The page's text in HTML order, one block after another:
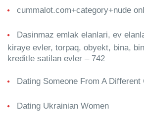
cummalot.com+category+nude
Dasinmaz emlak elanlari, ev
kiraye evler, torpaq, obyekt, bina,
kreditle satilan evler – 742
Dating Someone From A Different
Dating Ukrainian Women